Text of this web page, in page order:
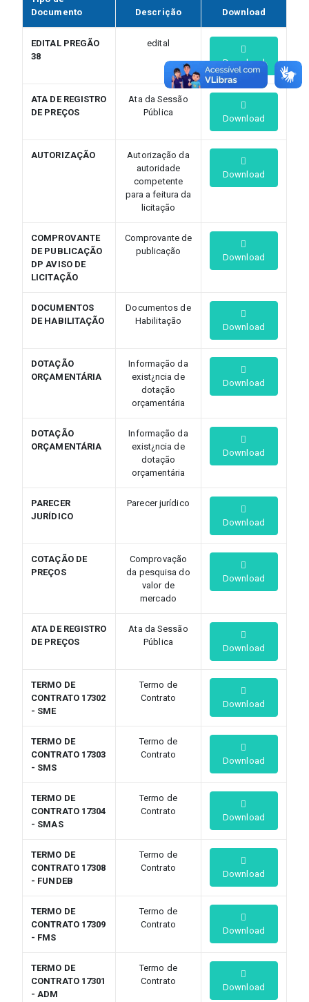
Documento
Descrição Download
EDITAL PREGÃO
38
edital
Download
ATA DE REGISTRO
DE PREÇOS
Ata da Sessão
Pública
Download
AUTORIZAÇÃO
Autorização da
autoridade
competente
para a feitura da
licitação
Download
COMPROVANTE
DE PUBLICAÇÃO
DP AVISO DE
LICITAÇÃO
Comprovante de
publicação
Download
DOCUMENTOS
DE HABILITAÇÃO
Documentos de
Habilitação
Download
DOTAÇÃO
ORÇAMENTÁRIA
Informação da
exist¿ncia de
dotação
orçamentária
Download
DOTAÇÃO
ORÇAMENTÁRIA
Informação da
exist¿ncia de
dotação
orçamentária
Download
PARECER
JURÍDICO
Parecer jurídico
Download
COTAÇÃO DE
PREÇOS
Comprovação
da pesquisa do
valor de
mercado
Download
ATA DE REGISTRO
DE PREÇOS
Ata da Sessão
Pública
Download
TERMO DE
CONTRATO 17302
- SME
Termo de
Contrato
Download
TERMO DE
CONTRATO 17303
- SMS
Termo de
Contrato
Download
TERMO DE
CONTRATO 17304
- SMAS
Termo de
Contrato
Download
TERMO DE
CONTRATO 17308
- FUNDEB
Termo de
Contrato
Download
TERMO DE
CONTRATO 17309
- FMS
Termo de
Contrato
Download
TERMO DE
CONTRATO 17301
- ADM
Termo de
Contrato
Download